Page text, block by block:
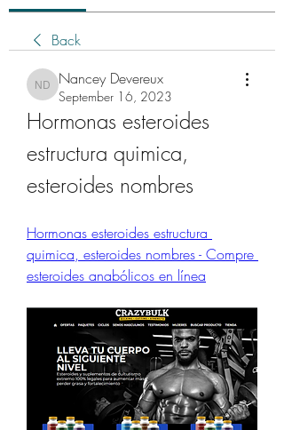
Back
Nancey Devereux
Nancey Devereux
September 16, 2023
Hormonas esteroides
estructura quimica,
esteroides nombres
Hormonas esteroides estructura
quimica, esteroides nombres - Compre
esteroides anabólicos en línea